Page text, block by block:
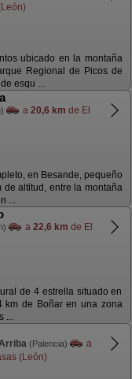
ubicado en la montaña
Regional de Picos de
esqu ...
a 20,6 km de El
en Besande, pequeño
altitud, entre la montaña
...
a 22,6 km de El
de 4 estrella situado en
km de Boñar en una zona
...
(Palencia)
a
(León)